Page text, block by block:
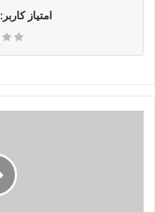
امتیاز کاربر: